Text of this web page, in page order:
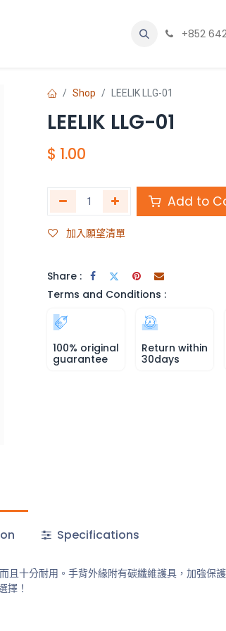
+852
Shop LEELIK LLG-01
LEELIK LLG-01
$ 1.00
Add to
加入願望清單
Share :
Terms and Conditions :
100% original
guarantee
Return within
30days
Specifications
且十分耐用。手背外緣附有碳纖維護具，加強
擇！